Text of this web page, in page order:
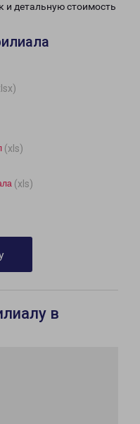
и детальную стоимость
(xls)
(xls)
в